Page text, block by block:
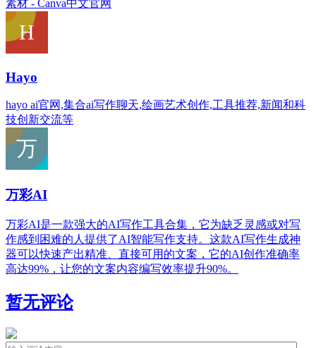
素材 - Canva中文官网
Hayo
hayo ai官网,集合ai写作聊天,绘画艺术创作,工具推荐,新闻和科
技创新交流等
万彩AI
万彩AI是一款强大的AI写作工具合集，它为缺乏灵感或对写
作感到困难的人提供了AI智能写作支持。这款AI写作生成神
器可以快速产出精准、直接可用的文案，它的AI创作准确率
高达99%，让您的文案内容编写效率提升90%。
暂无评论